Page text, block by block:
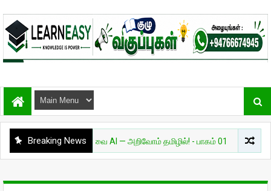
Breaking News
அறிவியல் தேவை AI — அறிவோம் தமிழில்! - பாகம் 01 சுவாரசியம்